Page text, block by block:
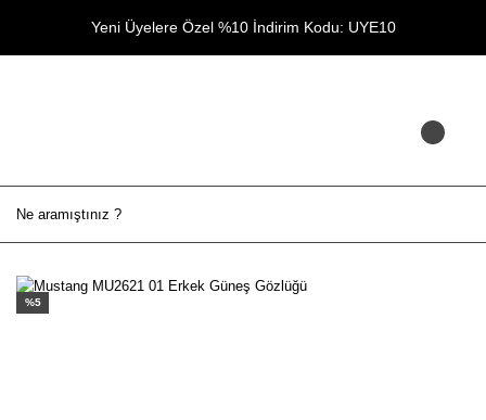
Yeni Üyelere Özel %10 İndirim Kodu: UYE10
%5